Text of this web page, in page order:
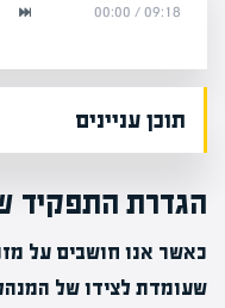
09:18
/
00:00
תוכן עניינים
הגדרת התפקיד
כאשר אנו חושבים על
שעומדת לצידו של